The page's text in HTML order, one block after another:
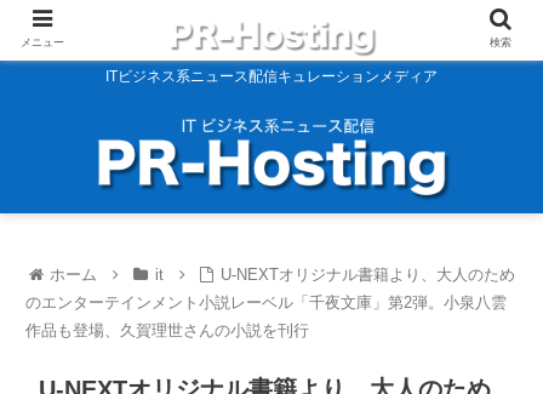
ITビジネス系ニュース配信キュレーションメディア
ホーム it
U-NEXTオリジナル書籍より、大人のため
のエンターテインメント小説レーベル「千夜文庫」第2弾。小泉八雲
作品も登場、久賀理世さんの小説を刊行
メニュー 検索